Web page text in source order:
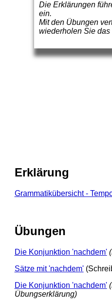
Die Erklärungen
ein.
Mit den Übungen
wiederholen Sie das
Erklärung
Grammatikübersicht -
Übungen
Die Konjunktion 'nachdem'
Sätze mit 'nachdem'
Die Konjunktion 'nachdem'
Übungserklärung)